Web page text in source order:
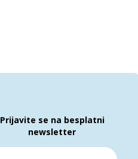
Prijavite se na besplatni
newsletter